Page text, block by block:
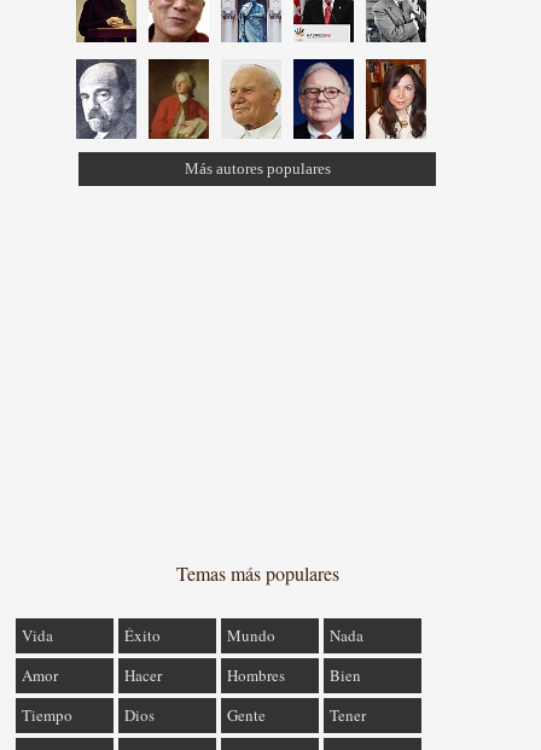
Más autores populares
Temas más populares
Vida Éxito Mundo
Nada
Amor
Hacer Hombres
Bien
Tiempo
Dios Gente
Tener